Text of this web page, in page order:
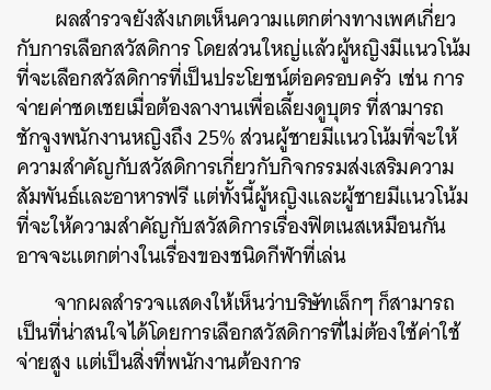
ผลสำรวจยังสังเกตเห็นความแตกต่างทางเพศเกี่ยว
กับการเลือกสวัสดิการ โดยส่วนใหญ่แล้วผู้หญิงมีแนวโน้ม
ที่จะเลือกสวัสดิการที่เป็นประโยชน์ต่อครอบครัว เช่น การ
จ่ายค่าชดเชยเมื่อต้องลางานเพื่อเลี้ยงดูบุตร ที่สามารถ
ชักจูงพนักงานหญิงถึง 25% ส่วนผู้ชายมีแนวโน้มที่จะให้
ความสำคัญกับสวัสดิการเกี่ยวกับกิจกรรมส่งเสริมความ
สัมพันธ์และอาหารฟรี แต่ทั้งนี้ผู้หญิงและผู้ชายมีแนวโน้ม
ที่จะให้ความสำคัญกับสวัสดิการเรื่องฟิตเนสเหมือนกัน
อาจจะแตกต่างในเรื่องของชนิดกีฬาที่เล่น
จากผลสำรวจแสดงให้เห็นว่าบริษัทเล็กๆ ก็สามารถ
เป็นที่น่าสนใจได้โดยการเลือกสวัสดิการที่ไม่ต้องใช้ค่าใช้
จ่ายสูง แต่เป็นสิ่งที่พนักงานต้องการ